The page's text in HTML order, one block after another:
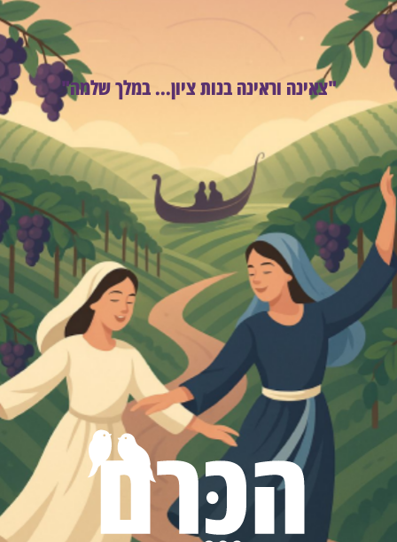
"צאינה וראינה בנות ציון... במלך שלמה"